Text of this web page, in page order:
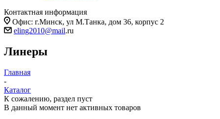
Контактная информация
Офис: г.Минск, ул М.Танка, дом 36, корпус 2
eling2010@mail.ru
Линеры
Главная
-
Каталог
К сожалению, раздел пуст
В данный момент нет активных товаров